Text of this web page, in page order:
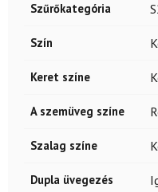
Szűrőkategória
Szín
Keret színe
A szemüveg színe
Szalag színe
Dupla üvegezés